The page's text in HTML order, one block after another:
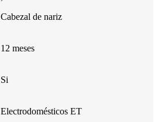
Cabezal de nariz
12 meses
Si
Electrodomésticos ET